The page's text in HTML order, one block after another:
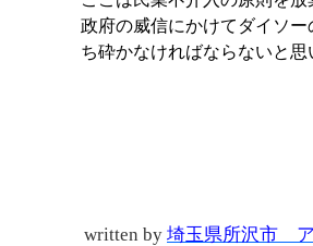
政府の威信にかけてダイソー
ち砕かなければならないと思
written by 埼玉県所沢市